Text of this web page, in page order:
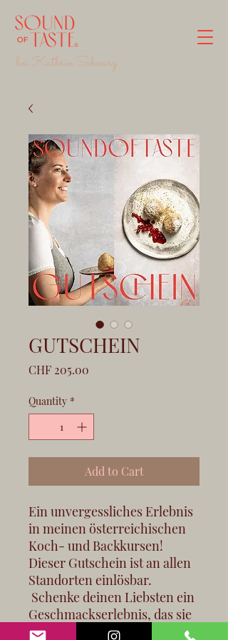
bei Kathrin Schwarz
GUTSCHEIN
CHF 205.00
Quantity *
Add to Cart
Ein unvergessliches Erlebnis
in meinen österreichischen
Koch- und Backkursen!
Dieser Gutschein ist an allen
Standorten einlösbar.
Schenke deinen Liebsten ein
Geschmackserlebnis, das sie
so schnell nicht vergessen